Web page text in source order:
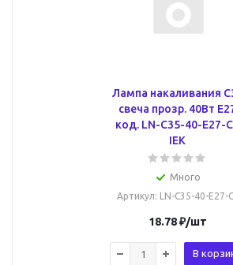
Лампа накаливания
свеча прозр. 40Вт
код. LN-C35-40-E27-
IEK
Много
Артикул: LN-C35-40-E27-
18.78₽/шт
В